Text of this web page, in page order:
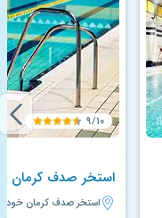
۹/۱۰
استخر صدف کرمان
استخر صدف کرمان